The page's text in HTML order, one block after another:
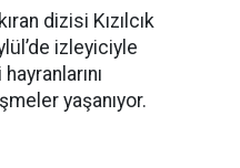
dizisi Kızılcık
izleyiciyle
yaşanıyor.